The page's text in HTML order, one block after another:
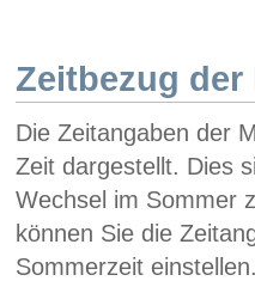
Zeitbezug der
Die Zeitangaben der
Zeit dargestellt. Dies
Wechsel im Sommer
können Sie die
Sommerzeit